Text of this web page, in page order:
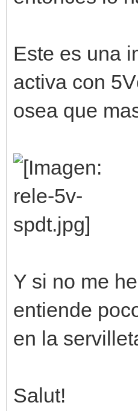
Este es una
activa con
osea que
Y si no me
entiende
en la
Salut!